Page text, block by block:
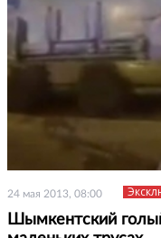
24 мая 2013, 08:00
Шымкентский